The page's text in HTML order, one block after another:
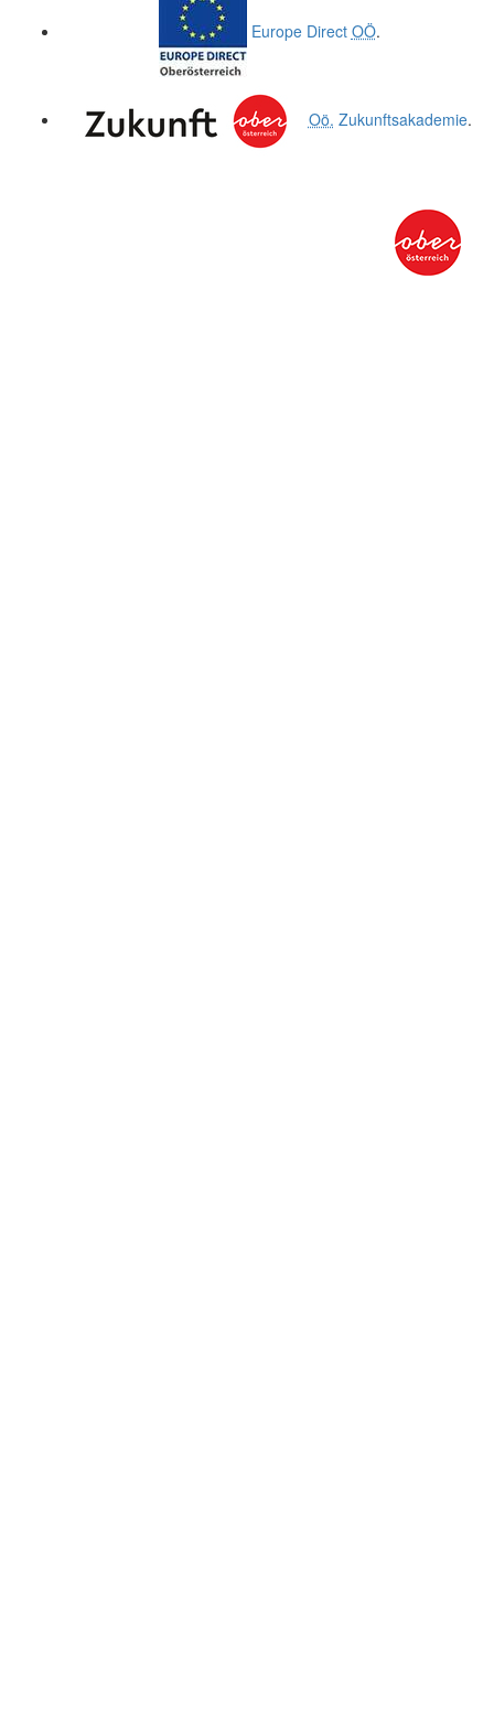
Europe Direct OÖ.
Oö. Zukunftsakademie.